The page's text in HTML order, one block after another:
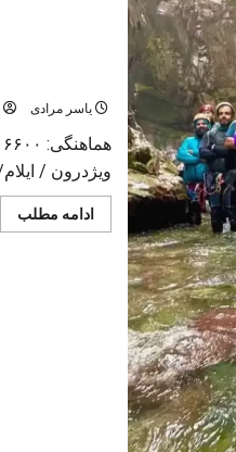
یاسر مرادی
ویژدرون / ایلام/
ادامه مطلب